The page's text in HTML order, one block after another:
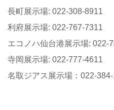
長町展示場: 022-308-8911
利府展示場: 022-767-7311
エコノハ仙台港展示場: 022-
寺岡展示場: 022-777-4611
名取ジアス展示場：022-